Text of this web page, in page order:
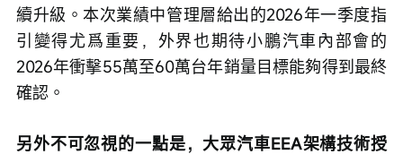
續升級。本次業績中管理層給出的2026年一季度指
引變得尤爲重要，外界也期待小鵬汽車內部會的
2026年衝擊55萬至60萬台年銷量目標能夠得到最終
確認。
另外不可忽視的一點是，大眾汽車EEA架構技術授